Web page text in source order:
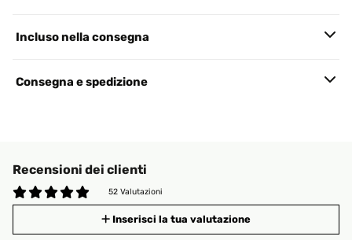
Incluso nella consegna
Consegna e spedizione
Recensioni dei clienti
52 Valutazioni
Inserisci la tua valutazione